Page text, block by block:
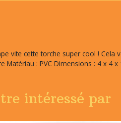
vite cette torche super cool !
: PVC Dimensions : 4 x 4 x
intéressé par